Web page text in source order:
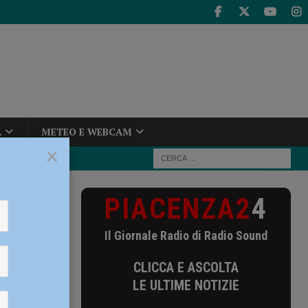
METEO E WEBCAM
PIACENZA24
Il Giornale Radio di Radio Sound
CLICCA E ASCOLTA
LE ULTIME NOTIZIE
×